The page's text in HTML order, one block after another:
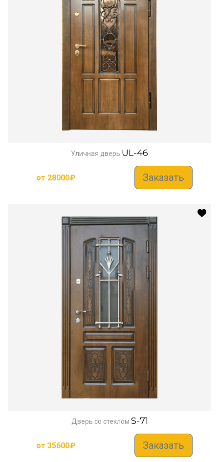
Уличная дверь UL-46
от 28000₽ Заказать
Дверь со стеклом S-71
от 35600₽ Заказать